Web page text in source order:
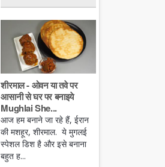
शीरमाल - ओवन या तवे पर
आसानी से घर पर बनाइये
Mughlai She...
आज हम बनाने जा रहे हैं, ईरान
की मशहूर, शीरमाल. ये मुगलई
स्पेशल डिश है और इसे बनाना
बहुत ह...